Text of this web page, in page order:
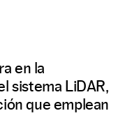
en la
sistema LiDAR,
que emplean